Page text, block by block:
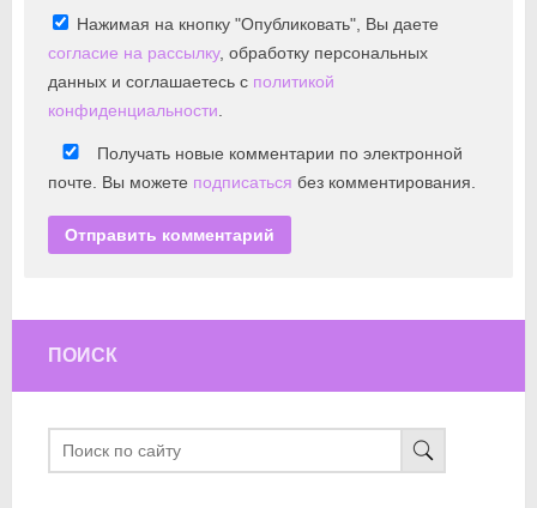
Нажимая на кнопку "Опубликовать", Вы даете
согласие на рассылку, обработку персональных
данных и соглашаетесь с политикой
конфиденциальности
Получать новые комментарии по электронной
почте. Вы можете подписаться без комментирования.
ПОИСК